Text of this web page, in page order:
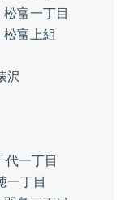
松富一丁目
松富上組
沢
代一丁目
一丁目